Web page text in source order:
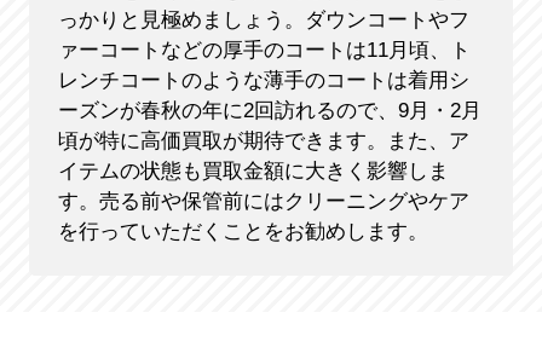
っかりと見極めましょう。ダウンコートやフ
ァーコートなどの厚手のコートは11月頃、ト
レンチコートのような薄手のコートは着用シ
ーズンが春秋の年に2回訪れるので、9月・2月
頃が特に高価買取が期待できます。また、ア
イテムの状態も買取金額に大きく影響しま
す。売る前や保管前にはクリーニングやケア
を行っていただくことをお勧めします。